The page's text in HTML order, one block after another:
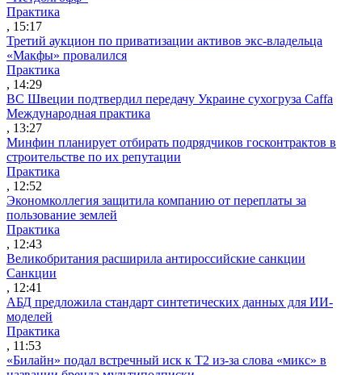
Практика
, 15:17
Третий аукцион по приватизации активов экс-владельца
«Макфы» провалился
Практика
, 14:29
ВС Швеции подтвердил передачу Украине сухогруза Caffa
Международная практика
, 13:27
Минфин планирует отбирать подрядчиков госконтрактов в
строительстве по их репутации
Практика
, 12:52
Экономколлегия защитила компанию от переплаты за
пользование землей
Практика
, 12:43
Великобритания расширила антироссийские санкции
Санкции
, 12:41
АБД предложила стандарт синтетических данных для ИИ-
моделей
Практика
, 11:53
«Билайн» подал встречный иск к Т2 из-за слова «микс» в